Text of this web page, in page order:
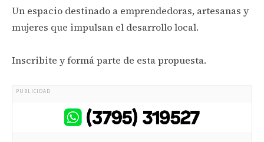
Un espacio destinado a emprendedoras, artesanas y
mujeres que impulsan el desarrollo local.
Inscribite y formá parte de esta propuesta.
PUBLICIDAD